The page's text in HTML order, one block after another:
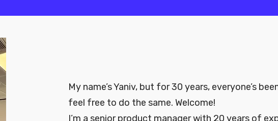
My name’s Yaniv, but for 30 years, everyone’s
feel free to do the same. Welcome!
I’m a senior product manager with 20 years of